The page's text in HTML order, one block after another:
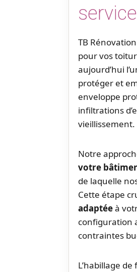
TB
pour vos
aujourd’hui
protéger et
enveloppe
infiltrations
vieillissement.
Notre
votre
de laquelle
Cette étape
adaptéeà
configuration
contraintes
L’habillage